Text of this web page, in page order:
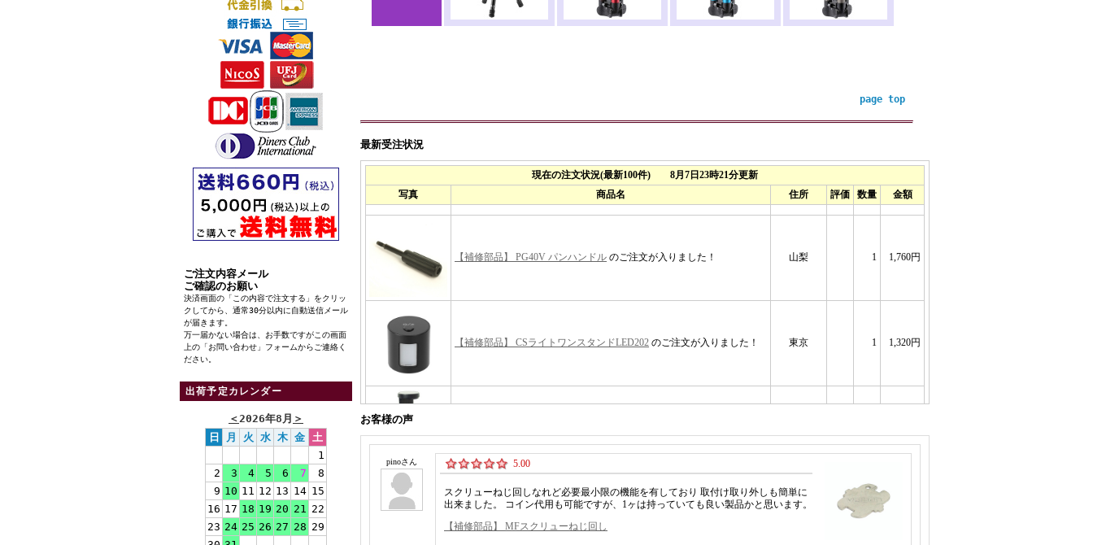
ご注文内容メール
ご確認のお願い
決済画面の「この内容で注文する」をクリッ
クしてから、通常30分以内に自動送信メール
が届きます。
万一届かない場合は、お手数ですがこの画面
上の「お問い合わせ」フォームからご連絡く
ださい。
出荷予定カレンダー
＜2026年8月 ＞
日
月 火 水 木 金 土
1
2
3 4 5 6 7
8
9 10 11 12 13 14 15
16 17 18 19 20 21 22
23 24 25 26 27 28 29
page top
最新受注状況
お客様の声